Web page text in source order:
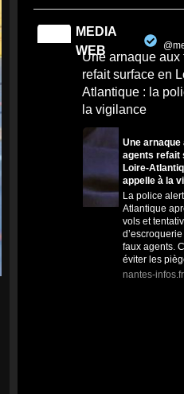
MEDIA
WEB
Une arnaque aux
refait surface en
Atlantique : la
la vigilance
Une arnaque
agents refait
Loire-
appelle à la
La police
Atlantique
vols et
faux agents.
éviter les
nantes-infos.fr